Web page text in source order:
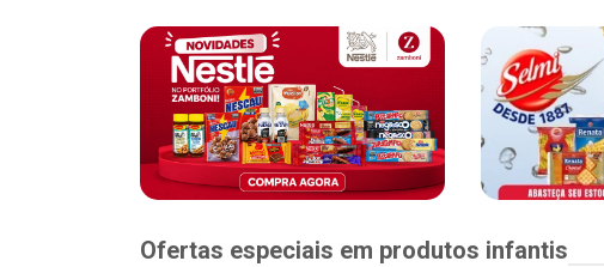
Ofertas especiais em produtos infantis